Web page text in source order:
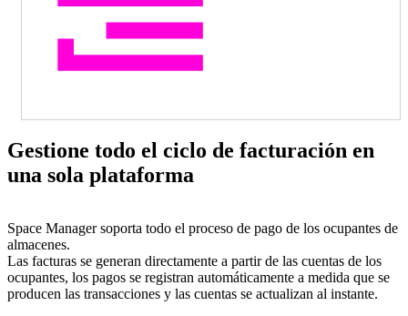
Gestione todo el ciclo de facturación en
una sola plataforma
Space Manager soporta todo el proceso de pago de los ocupantes de
almacenes.
Las facturas se generan directamente a partir de las cuentas de los
ocupantes, los pagos se registran automáticamente a medida que se
producen las transacciones y las cuentas se actualizan al instante.